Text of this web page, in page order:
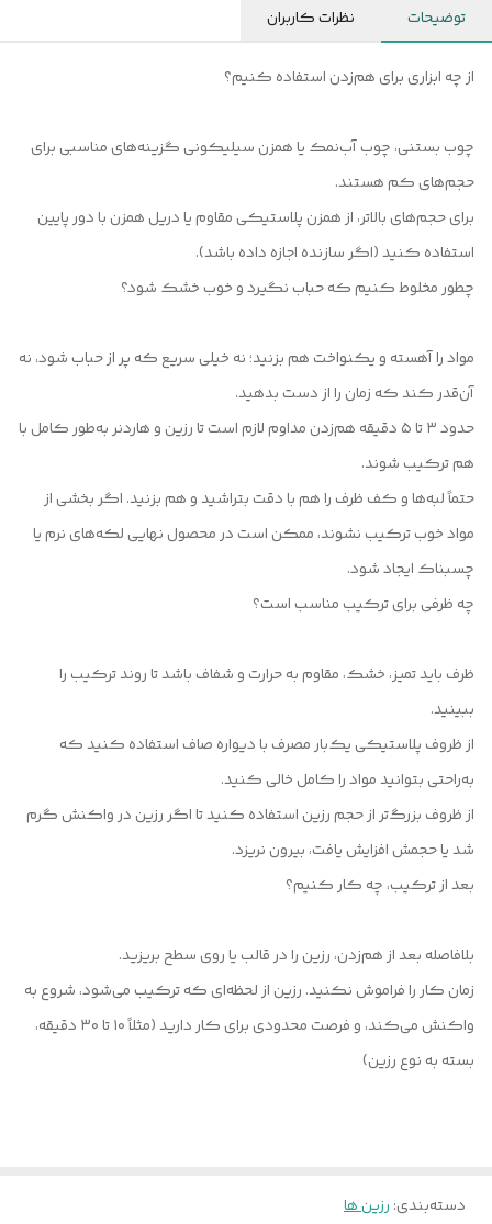
توضیحات نظرات کاربران
از چه ابزاری برای هم‌زدن استفاده کنیم؟
چوب بستنی، چوب آب‌نمک یا همزن سیلیکونی گزینه‌های مناسبی برای
حجم‌های کم هستند.
برای حجم‌های بالاتر، از همزن پلاستیکی مقاوم یا دریل همزن با دور پایین
استفاده کنید (اگر سازنده اجازه داده باشد).
چطور مخلوط کنیم که حباب نگیرد و خوب خشک شود؟
مواد را آهسته و یکنواخت هم بزنید؛ نه خیلی سریع که پر از حباب شود، نه
آن‌قدر کند که زمان را از دست بدهید.
حدود ۳ تا ۵ دقیقه هم‌زدن مداوم لازم است تا رزین و هاردنر به‌طور کامل با
هم ترکیب شوند.
حتماً لبه‌ها و کف ظرف را هم با دقت بتراشید و هم بزنید. اگر بخشی از
مواد خوب ترکیب نشوند، ممکن است در محصول نهایی لکه‌های نرم یا
چسبناک ایجاد شود.
چه ظرفی برای ترکیب مناسب است؟
ظرف باید تمیز، خشک، مقاوم به حرارت و شفاف باشد تا روند ترکیب را
ببینید.
از ظروف پلاستیکی یک‌بار مصرف با دیواره صاف استفاده کنید که
به‌راحتی بتوانید مواد را کامل خالی کنید.
از ظروف بزرگ‌تر از حجم رزین استفاده کنید تا اگر رزین در واکنش گرم
شد یا حجمش افزایش یافت، بیرون نریزد.
بعد از ترکیب، چه کار کنیم؟
بلافاصله بعد از هم‌زدن، رزین را در قالب یا روی سطح بریزید.
زمان کار را فراموش نکنید. رزین از لحظه‌ای که ترکیب می‌شود، شروع به
واکنش می‌کند، و فرصت محدودی برای کار دارید (مثلاً ۱۰ تا ۳۰ دقیقه،
بسته به نوع رزین)
دسته‌بندی: رزین ها